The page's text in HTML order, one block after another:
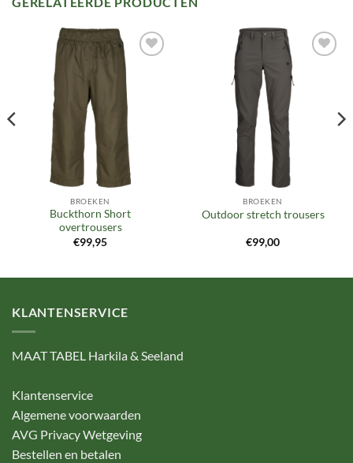
Toevoegen
verlanglijst
BROEKEN
Buckthorn Short
overtrousers
€99,95
Toevoegen
verlanglijst
BROEKEN
Outdoor stretch trousers
€99,00
KLANTENSERVICE
MAAT TABEL Harkila & Seeland
Klantenservice
Algemene voorwaarden
AVG Privacy Wetgeving
Bestellen en betalen